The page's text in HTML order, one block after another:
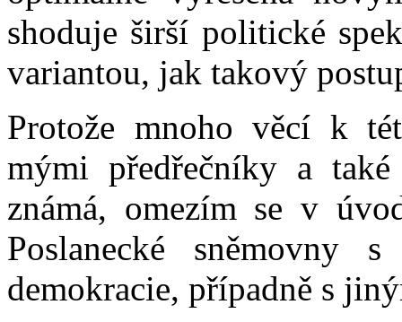
shoduje širší politické
variantou, jak takový
Protože mnoho věcí k
mými předřečníky a
známá, omezím se v
Poslanecké sněmovny
demokracie, případně s